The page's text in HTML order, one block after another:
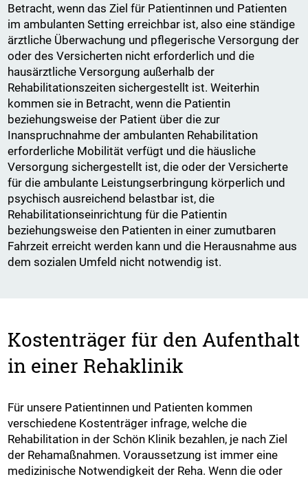
Betracht, wenn das Ziel für Patientinnen und Patienten
im ambulanten Setting erreichbar ist, also eine ständige
ärztliche Überwachung und pflegerische Versorgung der
oder des Versicherten nicht erforderlich und die
hausärztliche Versorgung außerhalb der
Rehabilitationszeiten sichergestellt ist. Weiterhin
kommen sie in Betracht, wenn die Patientin
beziehungsweise der Patient über die zur
Inanspruchnahme der ambulanten Rehabilitation
erforderliche Mobilität verfügt und die häusliche
Versorgung sichergestellt ist, die oder der Versicherte
für die ambulante Leistungserbringung körperlich und
psychisch ausreichend belastbar ist, die
Rehabilitationseinrichtung für die Patientin
beziehungsweise den Patienten in einer zumutbaren
Fahrzeit erreicht werden kann und die Herausnahme aus
dem sozialen Umfeld nicht notwendig ist.
Kostenträger für den Aufenthalt
in einer Rehaklinik
Für unsere Patientinnen und Patienten kommen
verschiedene Kostenträger infrage, welche die
Rehabilitation in der Schön Klinik bezahlen, je nach Ziel
der Rehamaßnahmen. Voraussetzung ist immer eine
medizinische Notwendigkeit der Reha. Wenn die oder